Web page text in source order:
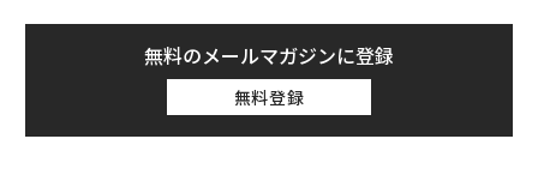
無料のメールマガジンに登録
無料登録